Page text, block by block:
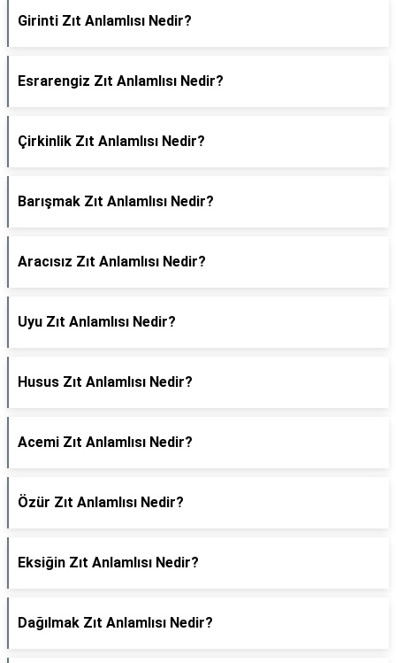
Girinti Zıt Anlamlısı Nedir?
Esrarengiz Zıt Anlamlısı Nedir?
Çirkinlik Zıt Anlamlısı Nedir?
Barışmak Zıt Anlamlısı Nedir?
Aracısız Zıt Anlamlısı Nedir?
Uyu Zıt Anlamlısı Nedir?
Husus Zıt Anlamlısı Nedir?
Acemi Zıt Anlamlısı Nedir?
Özür Zıt Anlamlısı Nedir?
Eksiğin Zıt Anlamlısı Nedir?
Dağılmak Zıt Anlamlısı Nedir?